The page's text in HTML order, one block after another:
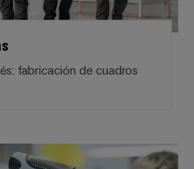
fabricación de cuadros
Servicios Workplace Solutions